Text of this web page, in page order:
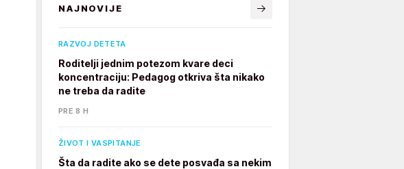
NAJNOVIJE
RAZVOJ DETETA
Roditelji jednim potezom kvare deci
koncentraciju: Pedagog otkriva šta nikako
ne treba da radite
PRE 8 H
ŽIVOT I VASPITANJE
Šta da radite ako se dete posvađa sa nekim